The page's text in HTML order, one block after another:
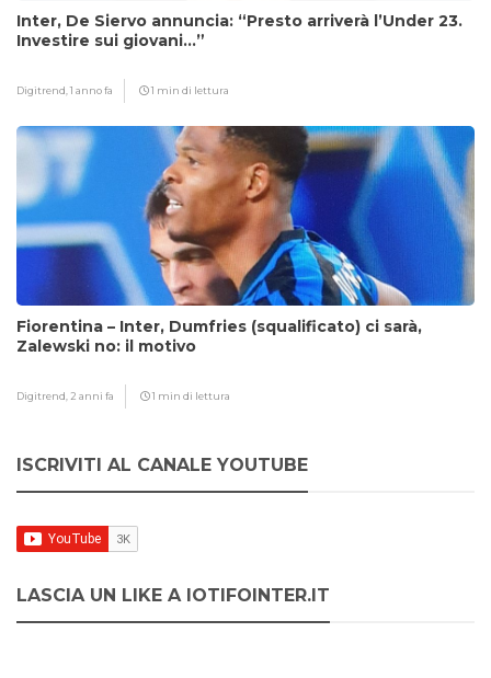
Inter, De Siervo annuncia: “Presto arriverà l’Under 23.
Investire sui giovani…”
Digitrend,1 anno fa 1 min di lettura
Fiorentina – Inter, Dumfries (squalificato) ci sarà,
Zalewski no: il motivo
Digitrend, 2 anni fa 1 min di lettura
ISCRIVITI AL CANALE YOUTUBE
LASCIA UN LIKE A IOTIFOINTER.IT